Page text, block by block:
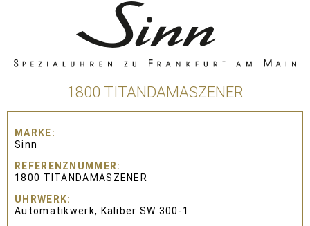
1800 TITANDAMASZENER
MARKE
Sinn
REFERENZNUMMER
1800 TITANDAMASZENER
UHRWERK
Automatikwerk, Kaliber SW 300-1